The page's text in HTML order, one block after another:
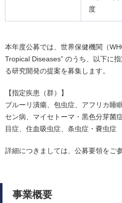
度
本年度公募では、世界保健機関（
Tropical Diseases” のうち、以下に
る研究開発の提案を募集します。
【指定疾患（群）】
ブルーリ潰瘍、包虫症、アフリカ睡
セン病、マイセトーマ・黒色分芽菌
目症、住血吸虫症、条虫症・嚢虫症
詳細につきましては、公募要領をご
事業概要